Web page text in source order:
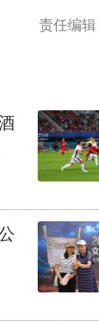
责任编